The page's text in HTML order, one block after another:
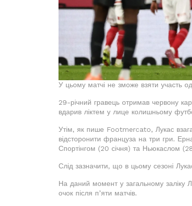
У цьому матчі не зможе взяти участь
29-річний гравець отримав червону
вдарив ліктем у лице колишньому
Утім, як пише Footmercato, Лукас
відсторонити француза на три гри.
Спортінгом (20 січня) та Ньюкаслом
Слід зазначити, що в цьому сезоні
На даний момент у загальному заліку
очок після п’яти матчів.